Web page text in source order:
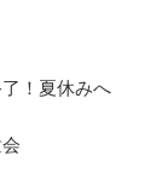
！夏休みへ